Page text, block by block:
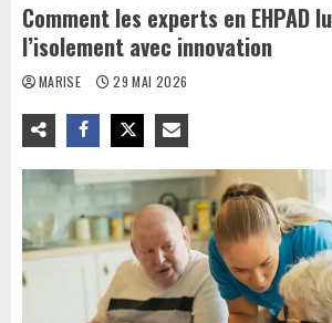
Comment les experts en EHPAD
l’isolement avec innovation
MARISE 29 MAI 2026